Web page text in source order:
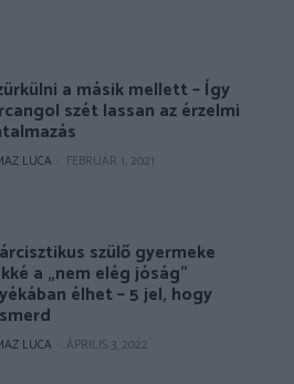
a másik mellett – Így
szét lassan az érzelmi
LUCA FEBRUÁR 1, 2021
szülő gyermeke
a „nem elég jóság”
élhet – 5 jel, hogy
LUCA ÁPRILIS 3, 2022